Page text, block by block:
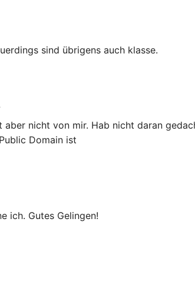
sind übrigens auch klasse.
aber nicht von mir. Hab nicht daran
Domain ist
ich. Gutes Gelingen!